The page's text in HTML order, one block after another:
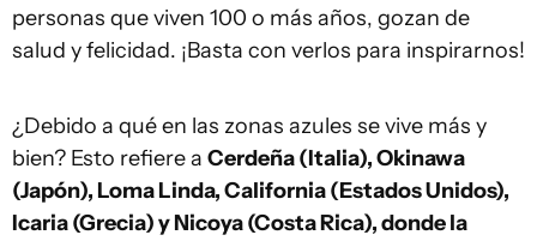
personas que viven 100 o más años, gozan de
salud y felicidad. ¡Basta con verlos para inspirarnos!
¿Debido a qué en las zonas azules se vive más y
bien? Esto refiere a Cerdeña (Italia), Okinawa
(Japón), Loma Linda, California (Estados Unidos),
Icaria (Grecia) y Nicoya (Costa Rica), donde la